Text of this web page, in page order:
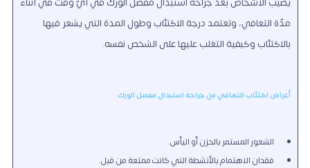
مدّة التعافي، وتعتمد درجة الاكتئاب وطول المدة التي يشعر فيها
بالاكتئاب وكيفية التغلب عليها على الشخص نفسه.
أعراض اكتئاب التعافي من جراحة استبدال مفصل الورك
الشعور المستمر بالحزن أو اليأس.
فقدان الاهتمام بالأنشطة التي كانت ممتعة من قبل.